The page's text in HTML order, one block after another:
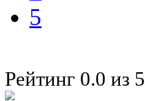
5
Рейтинг 0.0 из 5